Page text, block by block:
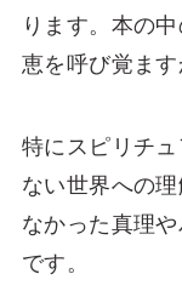
ります。本の
恵を呼び覚ます
特にスピリチ
ない世界への
なかった真理
です。